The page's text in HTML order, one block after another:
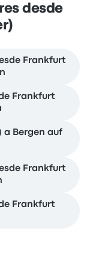
desde
Frankfurt
Frankfurt
a Bergen auf
Frankfurt
Frankfurt